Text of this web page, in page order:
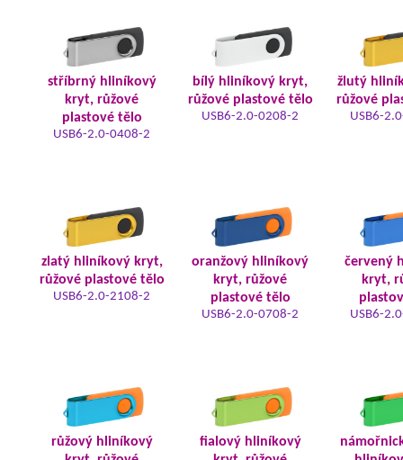
stříbrný hliníkový
kryt, růžové
plastové tělo
USB6-2.0-0408-2
bílý hliníkový kryt,
růžové plastové tělo
USB6-2.0-0208-2
žlutý
růžové
USB6-
zlatý hliníkový kryt,
růžové plastové tělo
USB6-2.0-2108-2
oranžový hliníkový
kryt, růžové
plastové tělo
USB6-2.0-0708-2
červený
kryt,
USB6-
růžový hliníkový
fialový hliníkový